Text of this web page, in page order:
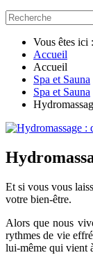
Vous êtes ici :
Accueil
Accueil
Spa et Sauna
Spa et Sauna
Et si vous vous
votre bien-être.
Alors que nous
rythmes de vie
lui-même qui vient